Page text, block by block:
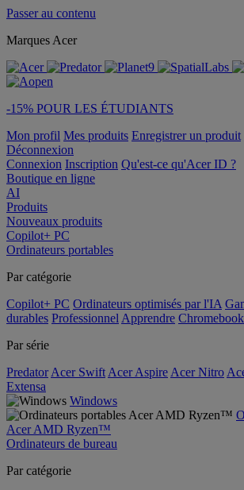
Passer au contenu
Marques Acer
-15% POUR LES ÉTUDIANTS
Mon profil Mes produits Enregistrer un produit
Déconnexion
Connexion Inscription Qu'est-ce qu'Acer ID ?
Boutique en ligne
AI
Produits
Nouveaux produits
Copilot+ PC
Ordinateurs portables
Par catégorie
Copilot+ PC Ordinateurs optimisés par l'IA
durables Professionnel Apprendre
Par série
Predator Acer Swift Acer Aspire Acer Nitro
Extensa
Windows
Acer AMD Ryzen™
Ordinateurs de bureau
Par catégorie